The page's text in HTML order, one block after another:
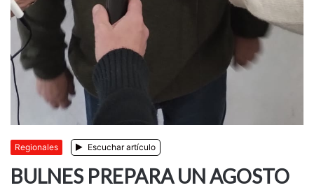
Regionales Escuchar artículo
BULNES PREPARA UN AGOSTO